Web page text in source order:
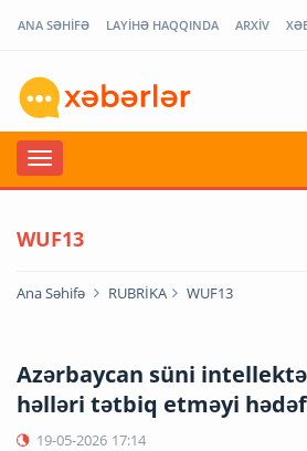
ANA SƏHİFƏ LAYİHƏ HAQQINDA ARXİV
WUF13
Ana Səhifə RUBRİKA WUF13
Azərbaycan süni
həlləri tətbiq etməyi
19-05-2026 17:14